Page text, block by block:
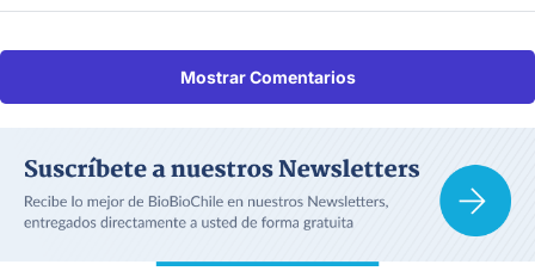
Mostrar Comentarios